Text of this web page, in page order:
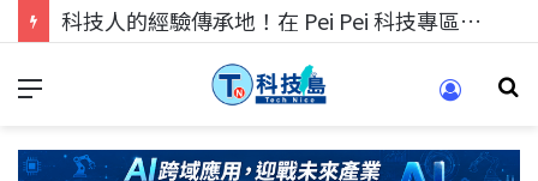
科技人找工作，就到TECH+ 科技專區!